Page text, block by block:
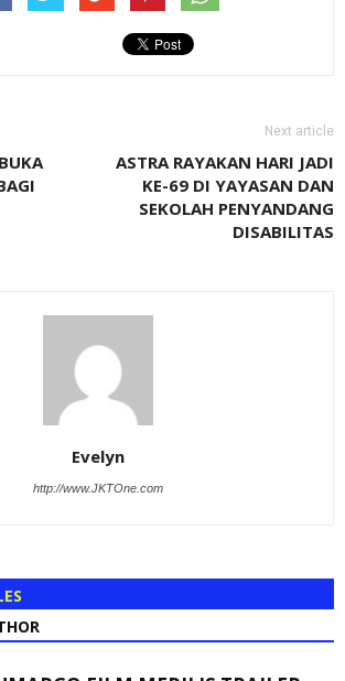
Next article
ASTRA RAYAKAN HARI JADI
KE-69 DI YAYASAN DAN
SEKOLAH PENYANDANG
DISABILITAS
Evelyn
http://www.JKTOne.com